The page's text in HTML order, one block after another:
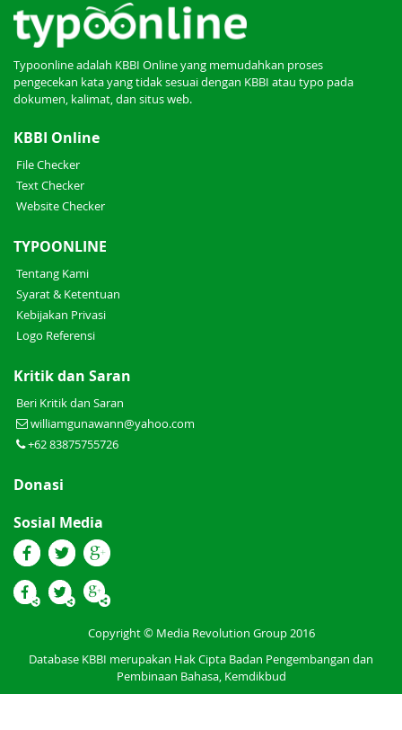
Typoonline adalah KBBI Online yang memudahkan proses
pengecekan kata yang tidak sesuai dengan KBBI atau typo pada
dokumen, kalimat, dan situs web.
KBBI Online
File Checker
Text Checker
Website Checker
TYPOONLINE
Tentang Kami
Syarat & Ketentuan
Kebijakan Privasi
Logo Referensi
Kritik dan Saran
Beri Kritik dan Saran
williamgunawann@yahoo.com
+62 83875755726
Donasi
Sosial Media
Copyright © Media Revolution Group 2016
Database KBBI merupakan Hak Cipta Badan Pengembangan dan
Pembinaan Bahasa, Kemdikbud